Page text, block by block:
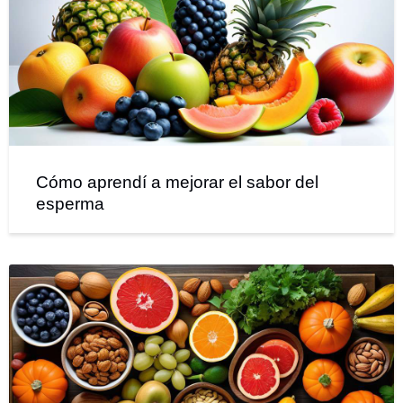
Cómo aprendí a mejorar el sabor del
esperma